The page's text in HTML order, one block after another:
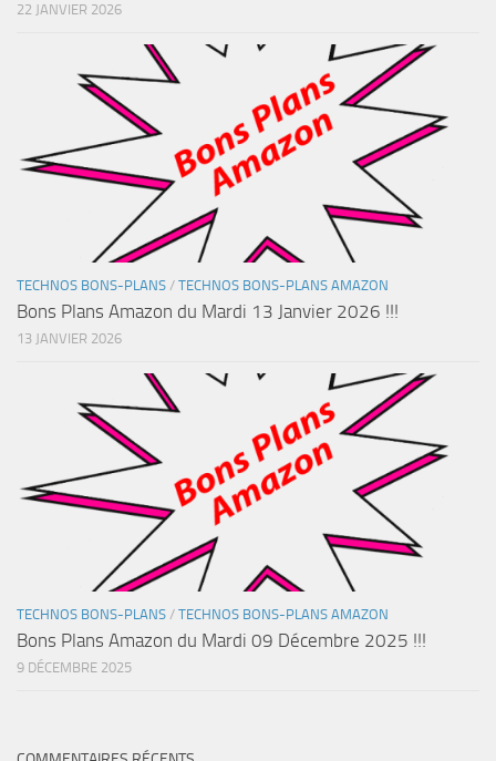
22 JANVIER 2026
TECHNOS BONS-PLANS / TECHNOS BONS-PLANS AMAZON
Bons Plans Amazon du Mardi 13 Janvier 2026 !!!
13 JANVIER 2026
TECHNOS BONS-PLANS / TECHNOS BONS-PLANS AMAZON
Bons Plans Amazon du Mardi 09 Décembre 2025 !!!
9 DÉCEMBRE 2025